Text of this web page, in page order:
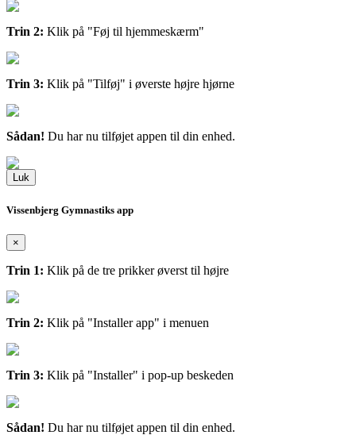
Trin 2: Klik på "Føj til hjemmeskærm"
Trin 3: Klik på "Tilføj" i øverste højre hjørne
Sådan! Du har nu tilføjet appen til din enhed.
Luk
Vissenbjerg Gymnastiks app
×
Trin 1: Klik på de tre prikker øverst til højre
Trin 2: Klik på "Installer app" i menuen
Trin 3: Klik på "Installer" i pop-up beskeden
Sådan! Du har nu tilføjet appen til din enhed.